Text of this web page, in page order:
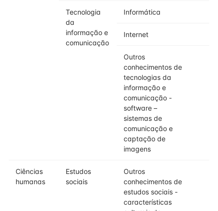
Tecnologia
da
informação e
comunicação
Informática
Internet
Outros
conhecimentos de
tecnologias da
informação e
comunicação -
software –
sistemas de
comunicação e
captação de
imagens
Ciências
humanas
Estudos
sociais
Outros
conhecimentos de
estudos sociais -
características